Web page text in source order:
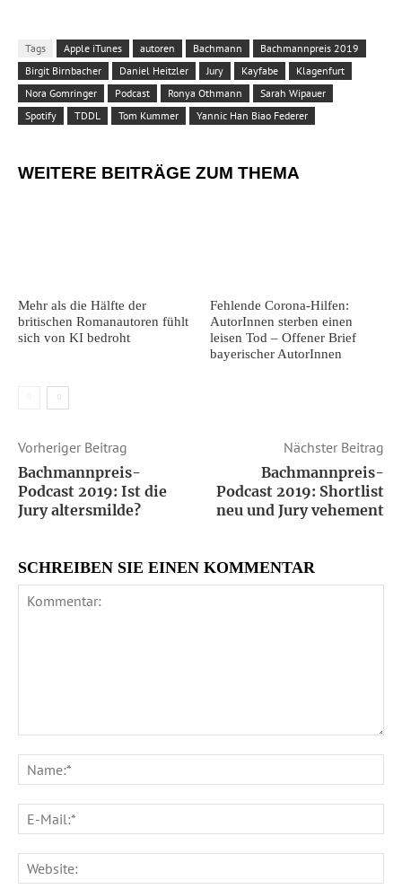
Tags Apple iTunes autoren Bachmann
Bachmannpreis 2019
Birgit Birnbacher
Daniel Heitzler Jury Kayfabe
Klagenfurt
Nora Gomringer
Podcast Ronya Othmann
Sarah Wipauer
Spotify
TDDL Tom Kummer Yannic Han Biao Federer
WEITERE BEITRÄGE ZUM THEMA
Mehr als die Hälfte der
britischen Romanautoren fühlt
sich von KI bedroht
Fehlende Corona-Hilfen:
AutorInnen sterben einen
leisen Tod – Offener Brief
bayerischer AutorInnen
Vorheriger Beitrag
Bachmannpreis-
Podcast 2019: Ist die
Jury altersmilde?
Nächster Beitrag
Bachmannpreis-
Podcast 2019: Shortlist
neu und Jury vehement
SCHREIBEN SIE EINEN KOMMENTAR